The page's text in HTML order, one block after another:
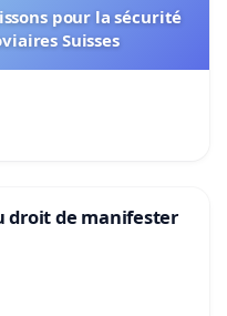
pour la sécurité
Suisses
droit de manifester